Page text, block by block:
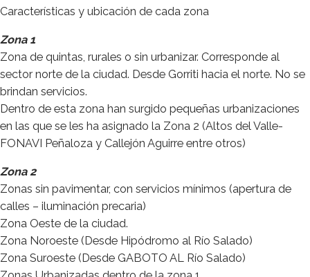
Características y ubicación de cada zona
Zona 1
Zona de quintas, rurales o sin urbanizar. Corresponde al
sector norte de la ciudad. Desde Gorriti hacia el norte. No se
brindan servicios.
Dentro de esta zona han surgido pequeñas urbanizaciones
en las que se les ha asignado la Zona 2 (Altos del Valle-
FONAVI Peñaloza y Callejón Aguirre entre otros)
Zona 2
Zonas sin pavimentar, con servicios mínimos (apertura de
calles – iluminación precaria)
Zona Oeste de la ciudad.
Zona Noroeste (Desde Hipódromo al Río Salado)
Zona Suroeste (Desde GABOTO AL Río Salado)